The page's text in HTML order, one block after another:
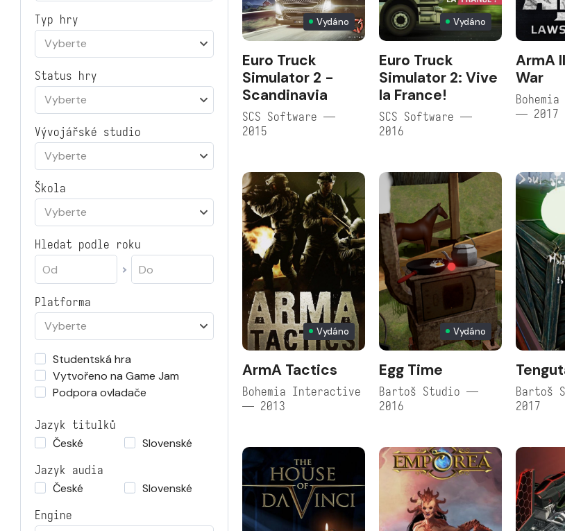
Typ hry
Vyberte
Status hry
Vyberte
Vývojářské studio
Vyberte
Škola
Vyberte
Hledat podle roku
Platforma
Vyberte
Studentská hra
Vytvořeno na Game Jam
Podpora ovladače
Jazyk titulků
České
Slovenské
Jazyk audia
České
Slovenské
Engine
Vydáno
Euro Truck
Simulator 2 -
Scandinavia
SCS Software —
2015
Vydáno
Euro Truck
Simulator 2: Vive
la France!
SCS Software —
2016
ArmA
War
— 2017
Vydáno
ArmA Tactics
Bohemia Interactive
— 2013
Vydáno
Egg Time
Bartoš Studio —
2016
Bartoš
2017